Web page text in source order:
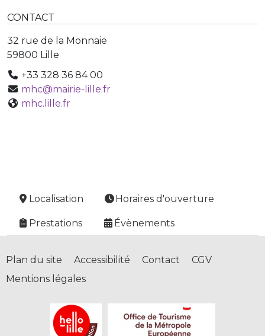
CONTACT
32 rue de la Monnaie
59800 Lille
+33 328 36 84 00
mhc@mairie-lille.fr
mhc.lille.fr
Localisation Horaires d'ouverture
Prestations Évènements
Plan du site Accessibilité Contact
CGV
Mentions légales